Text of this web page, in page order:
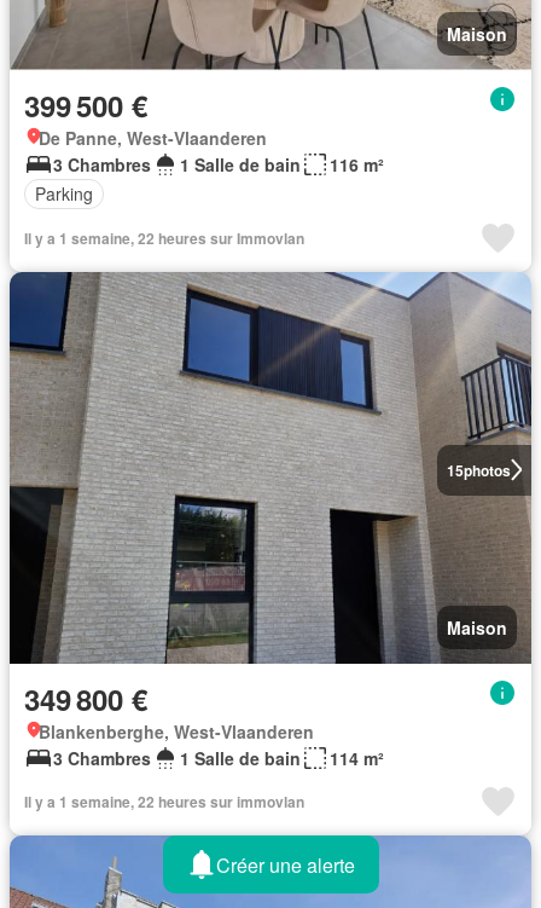
Maison
399 500 €
De Panne, West-Vlaanderen
3 Chambres
1 Salle de bain
116 m²
Parking
Il y a 1 semaine, 22 heures sur Immovlan
15photos
Maison
349 800 €
Blankenberghe, West-Vlaanderen
3 Chambres
1 Salle de bain 114 m²
Il y a 1 semaine, 22 heures sur immovlan
Créer une alerte